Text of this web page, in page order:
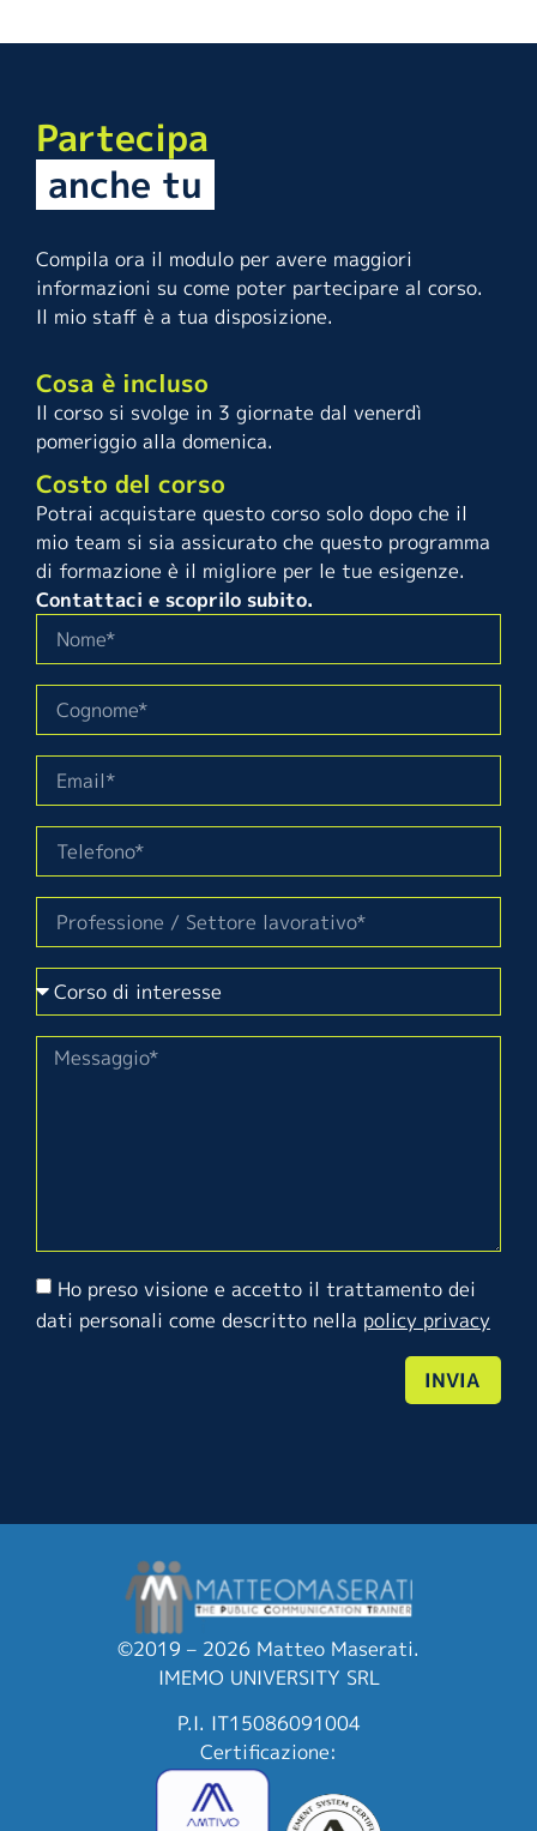
Partecipa
anche tu
Compila ora il modulo per avere maggiori
informazioni su come poter partecipare al corso.
Il mio staff è a tua disposizione.
Cosa è incluso
Il corso si svolge in 3 giornate dal venerdì
pomeriggio alla domenica.
Costo del corso
Potrai acquistare questo corso solo dopo che il
mio team si sia assicurato che questo programma
di formazione è il migliore per le tue esigenze.
Contattaci e scoprilo subito.
Ho preso visione e accetto il trattamento dei
dati personali come descritto nella policy privacy
INVIA
©2019 – 2026 Matteo Maserati.
IMEMO UNIVERSITY SRL
P.I. IT15086091004
Certificazione: